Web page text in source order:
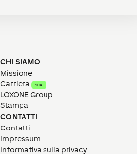
CHI SIAMO
Missione
Carriera
104
LOXONE Group
Stampa
CONTATTI
Contatti
Impressum
Informativa sulla privacy